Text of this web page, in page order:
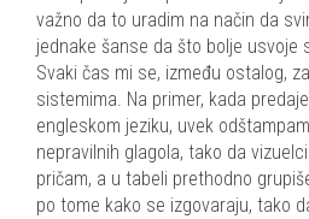
važno da to uradim na način da
jednake šanse da što bolje usvoje
Svaki čas mi se, između ostalog,
sistemima. Na primer, kada
engleskom jeziku, uvek
nepravilnih glagola, tako da
pričam, a u tabeli prethodno
po tome kako se izgovaraju, tako